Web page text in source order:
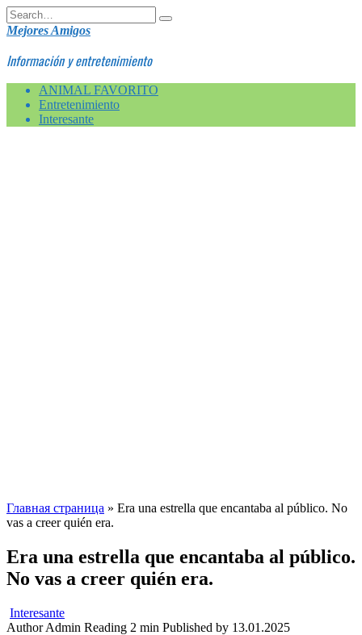
Skip
to
content
Search
for:
Mejores Amigos
Información y entretenimiento
ANIMAL FAVORITO
Entretenimiento
Interesante
Главная страница » Era una estrella que encantaba al público. No
vas a creer quién era.
Era una estrella que encantaba al público.
No vas a creer quién era.
Interesante
Author Admin Reading 2 min Published by 13.01.2025